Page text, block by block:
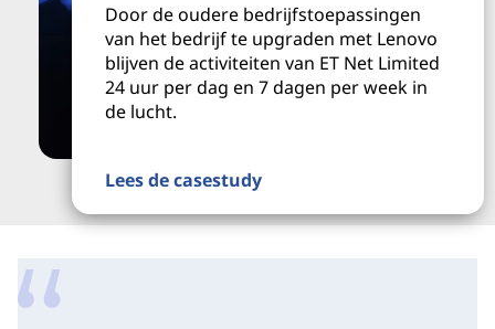
Door de oudere bedrijfstoepassingen
van het bedrijf te upgraden met Lenovo
blijven de activiteiten van ET Net Limited
24 uur per dag en 7 dagen per week in
de lucht.
Lees de casestudy